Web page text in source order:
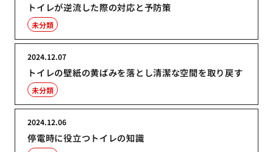
トイレが逆流した際の対応と予防策
未分類
トイレの壁紙の黄ばみを落とし清潔な空間を取り戻す
2024.12.07
未分類
停電時に役立つトイレの知識
2024.12.06